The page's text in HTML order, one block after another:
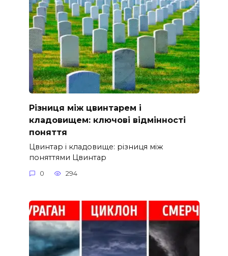
Різниця між цвинтарем і
кладовищем: ключові відмінності
поняття
Цвинтар і кладовище: різниця між
поняттями Цвинтар
0 294